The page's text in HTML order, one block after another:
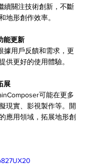
續關注技術創新，不斷
地形創作效率。
能更新
據用戶反饋和需求，更
供更好的使用體驗。
展
可能在更多
現實、影視製作等。開
應用領域，拓展地形創